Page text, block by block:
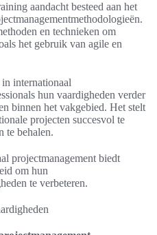
aandacht besteed aan het
en technieken om
het gebruik van agile en
internationaal
hun vaardigheden verder
binnen het vakgebied. Het stelt
projecten succesvol te
te behalen.
projectmanagement biedt
om hun
te verbeteren.